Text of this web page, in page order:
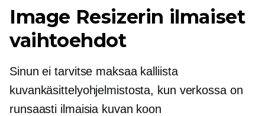
Image Resizerin ilmaiset
vaihtoehdot
Sinun ei tarvitse maksaa kalliista
kuvankäsittelyohjelmistosta, kun verkossa on
runsaasti ilmaisia ​​kuvan koon